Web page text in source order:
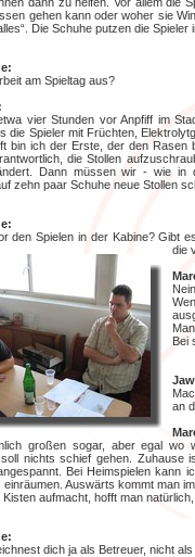
gehen kann oder woher sie
Die Schuhe putzen die
am Spieltag aus?
vier Stunden vor Anpfiff im
die Spieler mit Früchten,
bin ich der Erste, der den Rasen
die Stollen
Dann müssen wir - wie in
zehn paar Schuhe neue Stollen
den Spielen in der Kabine? Gibt
die
Bei
an
großen sogar, aber egal wo
nichts schief gehen. Zuhause
Bei Heimspielen kann
einräumen. Auswärts kommt man
aufmacht, hofft man
dich ja als Betreuer, nicht